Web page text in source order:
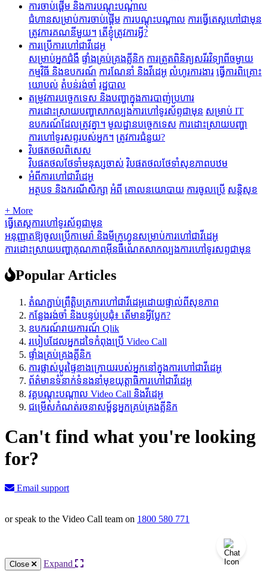
ការចាប់ផ្តើម និងការបណ្តុះបណ្តាល
ជំហានសម្រាប់ការចាប់ផ្តើម ការបណ្តុះបណ្តាល ការធ្វើតេស្តហៅជាមុន
ត្រូវការគណនីមួយ។ តើខ្ញុំត្រូវការអ្វី?
ការប្រើការហៅជាវីដេអូ
សម្រាប់អ្នកជំងឺ ផ្ទាំងគ្រប់គ្រងគ្លីនិក ការត្រួតពិនិត្យសរីរវិទ្យាពីចម្ងាយ
កម្មវិធី និងឧបករណ៍ ការណែនាំ និងវីដេអូ លំហូរការងារ ធ្វើការពិគ្រោះ
យោបល់ តំបន់រង់ចាំ រដ្ឋបាល
តម្រូវការបច្ចេកទេស និងបញ្ហាក្នុងការបាញ់ប្រហារ
ការដោះស្រាយបញ្ហាសាកល្បងការហៅទូរស័ព្ទជាមុន សម្រាប់ IT
ឧបករណ៍ដែលត្រូវគ្នា។ មូលដ្ឋានបច្ចេកទេស ការដោះស្រាយបញ្ហា
ការហៅទូរសព្ទរបស់អ្នក។ ត្រូវការជំនួយ?
វិបផតថលពិសេស
វិបផតថលថែទាំមនុស្សចាស់ វិបផតថលថែទាំសុខភាពបឋម
អំពីការហៅជាវីដេអូ
អត្ថបទ និងករណីសិក្សា អំពី គោលនយោបាយ ការចូលប្រើ សន្តិសុខ
+ More
ធ្វើតេស្តការហៅទូរស័ព្ទជាមុន
អនុញ្ញាតឱ្យចូលប្រើកាមេរ៉ា និងមីក្រូហ្វូនសម្រាប់ការហៅជាវីដេអូ
ការដោះស្រាយបញ្ហាគុណភាពអ៊ីនធឺណេតសាកល្បងការហៅទូរសព្ទជាមុន
Popular Articles
តំណភ្ជាប់ព្រឹត្តិបត្រការហៅជាវីដេអូដោយផ្ទាល់ពីសុខភាព
កន្លែងរង់ចាំ និងបន្ទប់ប្រជុំ៖ តើមានអ្វីប្លែក?
ឧបករណ៍រាយការណ៍ Qlik
របៀបដែលអ្នកដទៃកំពុងប្រើ Video Call
ផ្ទាំងគ្រប់គ្រងគ្លីនិក
ការផ្លាស់ប្តូរផ្ទៃខាងក្រោយរបស់អ្នកនៅក្នុងការហៅជាវីដេអូ
ព័ត៌មាន​ទំនាក់ទំនង​នាំ​មុខ​យុត្តាធិការ​ហៅ​ជា​វីដេអូ
វគ្គបណ្តុះបណ្តាល Video Call និងវីដេអូ
ជម្រើសកំណត់រចនាសម្ព័ន្ធអ្នកគ្រប់គ្រងគ្លីនិក
Can't find what you're looking
for?
Email support
or speak to the Video Call team on 1800 580 771
Close
Expand